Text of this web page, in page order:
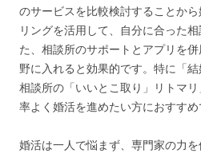
のサービスを比較検討することか
リングを活用して、自分に合った
た、相談所のサポートとアプリを
野に入れると効果的です。特に「
相談所の「いいとこ取り」リトマ
率よく婚活を進めたい方におすすめ
婚活は一人で悩まず、専門家の力